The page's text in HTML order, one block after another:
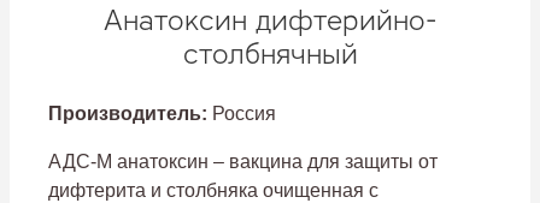
Анатоксин дифтерийно-
столбнячный
Производитель: Россия
АДС-М анатоксин – вакцина для защиты от
дифтерита и столбняка очищенная с